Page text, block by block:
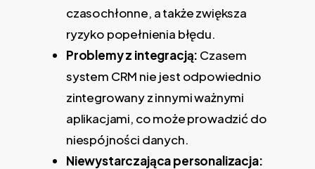
czasochłonne, a także zwiększa
ryzyko popełnienia błędu.
Problemy z integracją: Czasem
system CRM nie jest odpowiednio
zintegrowany z innymi ważnymi
aplikacjami, co może prowadzić do
niespójności danych.
Niewystarczająca personalizacja: